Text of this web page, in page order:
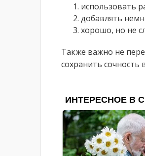
использовать
добавлять
хорошо, но не
Также важно не
сохранить сочность